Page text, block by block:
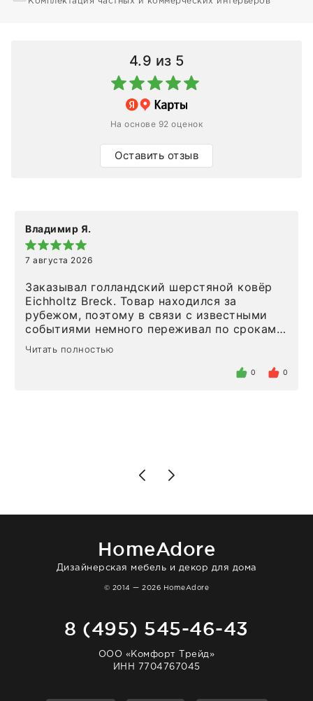
4.9 из 5
На основе 92 оценок
Оставить отзыв
Владимир Я.
7 августа 2026
Заказывал голландский шерстяной ковёр
Eichholtz Breck. Товар находился за
рубежом, поэтому в связи с известными
событиями немного переживал по срокам.
Но homeadore привезли ровно в
определенное в договоре время, без
то качество выше всяких похвал. Выглядит
Читать полностью
0 0
HomeAdore
Дизайнерская мебель и декор для дома
© 2014 — 2026 HomeAdore
8 (495) 545-46-43
ООО «Комфорт Трейд»
ИНН 7704767045